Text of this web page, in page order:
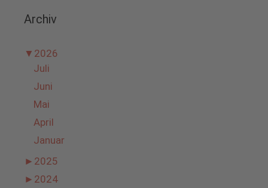
Archiv
▼ 2026
Juli
Juni
Mai
April
Januar
► 2025
► 2024